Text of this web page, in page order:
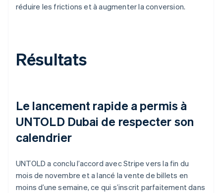
réduire les frictions et à augmenter la conversion.
Résultats
Le lancement rapide a permis à
UNTOLD Dubai de respecter son
calendrier
UNTOLD a conclu l’accord avec Stripe vers la fin du
mois de novembre et a lancé la vente de billets en
moins d’une semaine, ce qui s’inscrit parfaitement dans